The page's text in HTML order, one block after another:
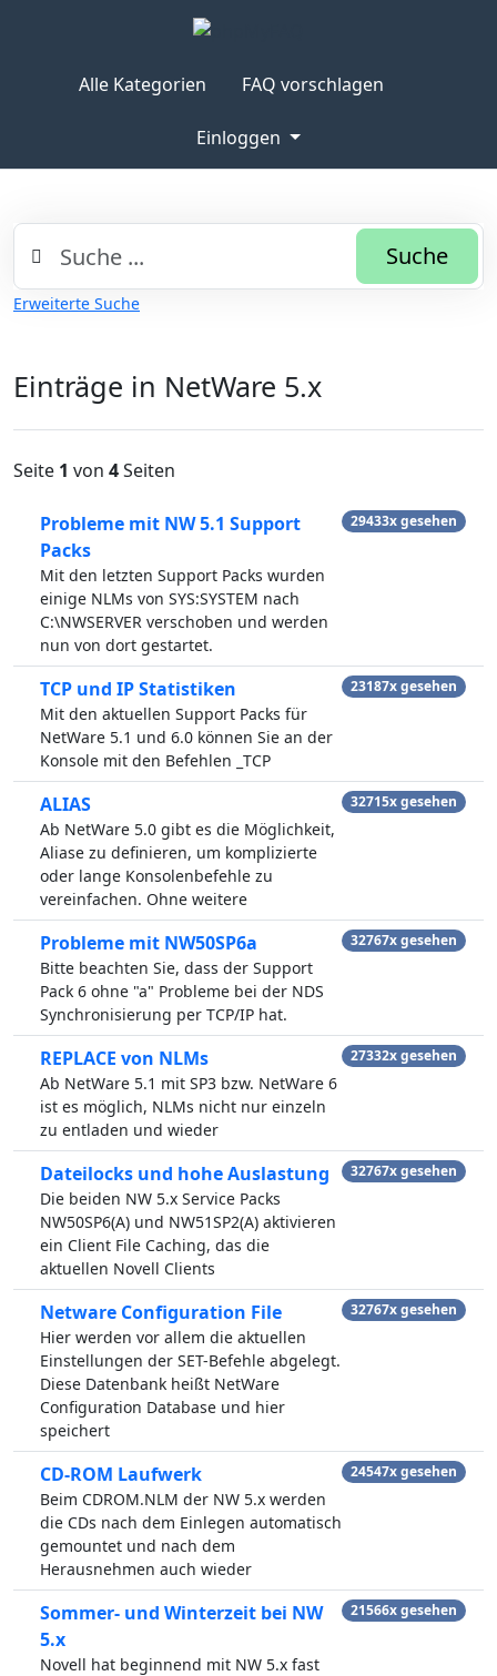
Alle Kategorien FAQ vorschlagen
Einloggen
Suche
Erweiterte Suche
Einträge in NetWare 5.x
Seite 1 von 4Seiten
Probleme mit NW 5.1 Support
Packs
Mit den letzten Support Packs wurden
einige NLMs von SYS:SYSTEM nach
C:\NWSERVER verschoben und werden
nun von dort gestartet.
29433x gesehen
TCP und IP Statistiken
Mit den aktuellen Support Packs für
NetWare 5.1 und 6.0 können Sie an der
Konsole mit den Befehlen _TCP
23187x gesehen
ALIAS
Ab NetWare 5.0 gibt es die Möglichkeit,
Aliase zu definieren, um komplizierte
oder lange Konsolenbefehle zu
vereinfachen. Ohne weitere
32715x gesehen
Probleme mit NW50SP6a
Bitte beachten Sie, dass der Support
Pack 6 ohne "a" Probleme bei der NDS
Synchronisierung per TCP/IP hat.
32767x gesehen
REPLACE von NLMs
Ab NetWare 5.1 mit SP3 bzw. NetWare 6
ist es möglich, NLMs nicht nur einzeln
zu entladen und wieder
27332x gesehen
Dateilocks und hohe Auslastung
Die beiden NW 5.x Service Packs
NW50SP6(A) und NW51SP2(A) aktivieren
ein Client File Caching, das die
aktuellen Novell Clients
32767x gesehen
Netware Configuration File
Hier werden vor allem die aktuellen
Einstellungen der SET-Befehle abgelegt.
Diese Datenbank heißt NetWare
Configuration Database und hier
speichert
32767x gesehen
CD-ROM Laufwerk
Beim CDROM.NLM der NW 5.x werden
die CDs nach dem Einlegen automatisch
gemountet und nach dem
Herausnehmen auch wieder
24547x gesehen
Sommer- und Winterzeit bei NW
5.x
Novell hat beginnend mit NW 5.x fast
21566x gesehen